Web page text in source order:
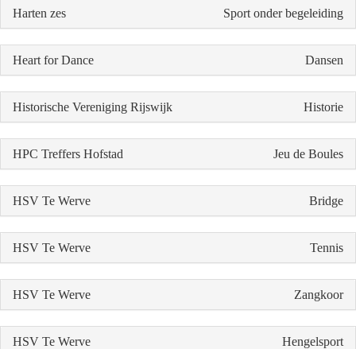
Harten zes Sport onder begeleiding
Heart for Dance Dansen
Historische Vereniging Rijswijk Historie
HPC Treffers Hofstad Jeu de Boules
HSV Te Werve Bridge
HSV Te Werve Tennis
HSV Te Werve Zangkoor
HSV Te Werve Hengelsport